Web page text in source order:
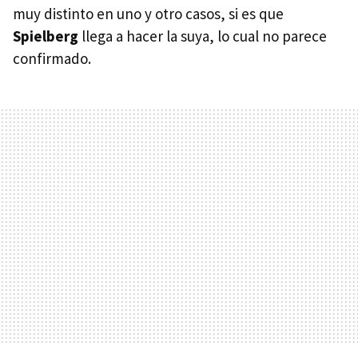
muy distinto en uno y otro casos, si es que
Spielberg llega a hacer la suya, lo cual no parece
confirmado.